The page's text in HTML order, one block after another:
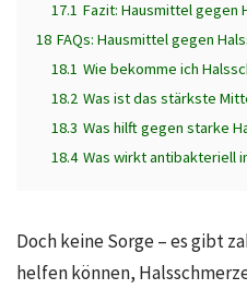
17.1 Fazit: Hausmittel gegen
18 FAQs: Hausmittel gegen
18.1 Wie bekomme ich
18.2 Was ist das stärkste
18.3 Was hilft gegen starke
18.4 Was wirkt antibakteriell
Doch keine Sorge – es gibt
helfen können,